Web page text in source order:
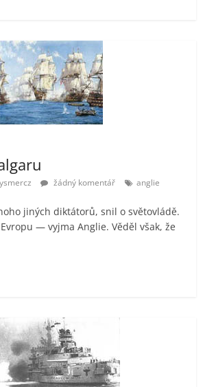
žádný komentář anglie
jiných diktátorů, snil o světovládě.
— vyjma Anglie. Věděl však, že